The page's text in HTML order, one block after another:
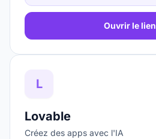
Ouvrir le lien
L
Lovable
Créez des apps avec l'IA